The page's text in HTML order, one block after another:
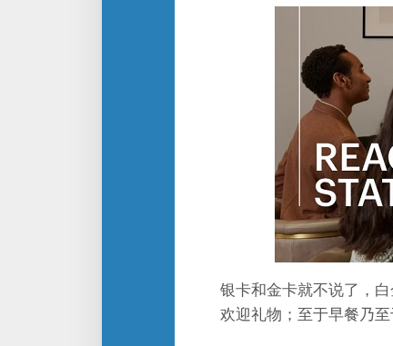
银卡和金卡就不说了，
欢迎礼物；至于早餐乃至